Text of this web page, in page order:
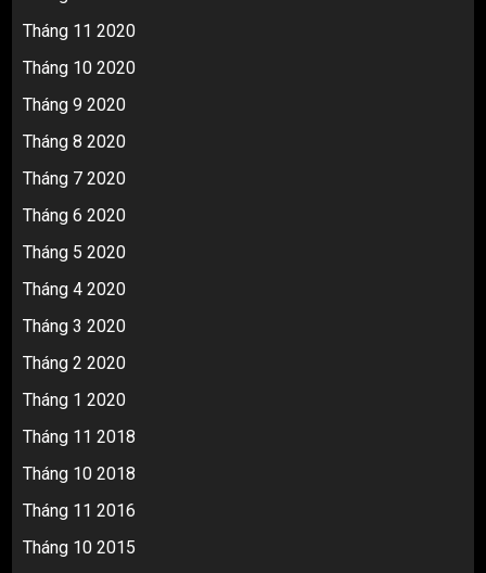
Tháng 11 2020
Tháng 10 2020
Tháng 9 2020
Tháng 8 2020
Tháng 7 2020
Tháng 6 2020
Tháng 5 2020
Tháng 4 2020
Tháng 3 2020
Tháng 2 2020
Tháng 1 2020
Tháng 11 2018
Tháng 10 2018
Tháng 11 2016
Tháng 10 2015